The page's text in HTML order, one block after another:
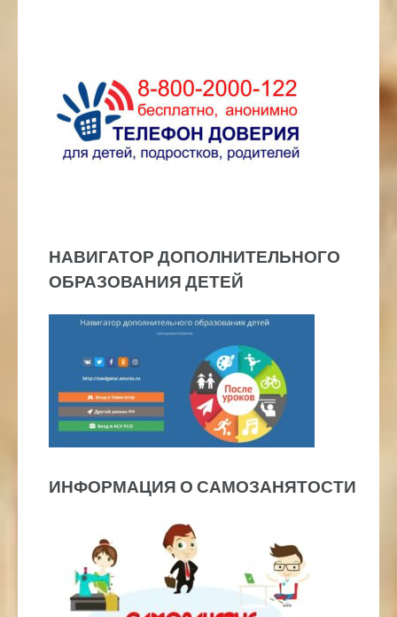
НАВИГАТОР ДОПОЛНИТЕЛЬНОГО
ОБРАЗОВАНИЯ ДЕТЕЙ
ИНФОРМАЦИЯ О САМОЗАНЯТОСТИ